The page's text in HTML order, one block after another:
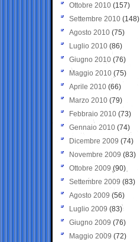
Ottobre 2010 (157)
Settembre 2010 (148)
Agosto 2010 (75)
Luglio 2010 (86)
Giugno 2010 (76)
Maggio 2010 (75)
Aprile 2010 (66)
Marzo 2010 (79)
Febbraio 2010 (73)
Gennaio 2010 (74)
Dicembre 2009 (74)
Novembre 2009 (83)
Ottobre 2009 (90)
Settembre 2009 (83)
Agosto 2009 (56)
Luglio 2009 (83)
Giugno 2009 (76)
Maggio 2009 (72)